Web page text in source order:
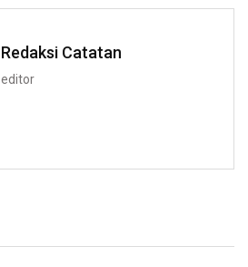
Redaksi Catatan
editor